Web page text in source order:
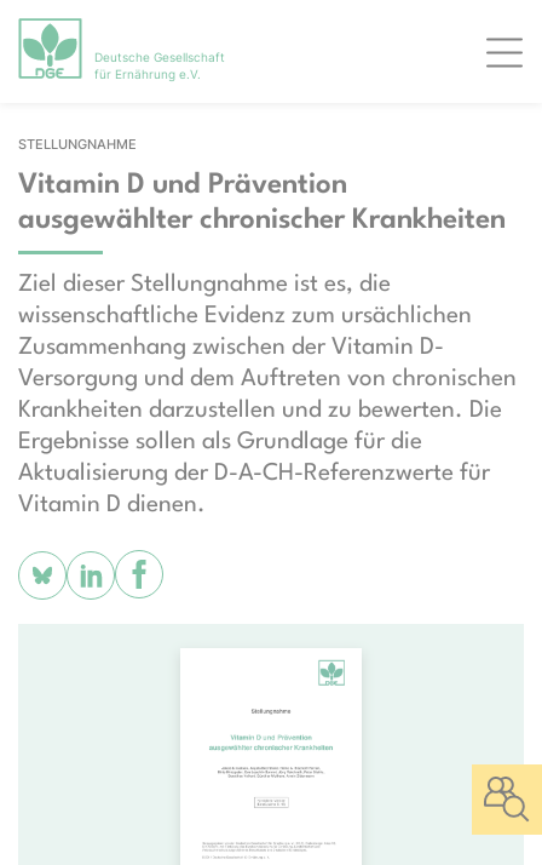
Deutsche Gesellschaft
für Ernährung e.V.
STELLUNGNAHME
Vitamin D und Prävention
ausgewählter chronischer Krankheiten
Ziel dieser Stellungnahme ist es, die
wissenschaftliche Evidenz zum ursächlichen
Zusammenhang zwischen der Vitamin D-
Versorgung und dem Auftreten von chronischen
Krankheiten darzustellen und zu bewerten. Die
Ergebnisse sollen als Grundlage für die
Aktualisierung der D-A-CH-Referenzwerte für
Vitamin D dienen.